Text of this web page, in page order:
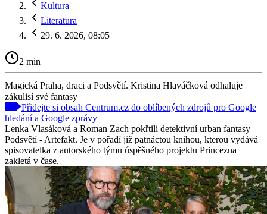
Kultura
Literatura
29. 6. 2026, 08:05
2 min
Magická Praha, draci a Podsvětí. Kristina Hlaváčková odhaluje
zákulisí své fantasy
Přidejte si obsah Centrum.cz do oblíbených zdrojů pro Google
hledání a Google zprávy
Lenka Vlasáková a Roman Zach pokřtili detektivní urban fantasy
Podsvětí - Artefakt. Je v pořadí již patnáctou knihou, kterou vydává
spisovatelka z autorského týmu úspěšného projektu Princezna
zakletá v čase.